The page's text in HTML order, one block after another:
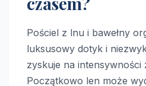
Pościel z lnu i bawełny
luksusowy dotyk i
zyskuje na intensywności
Początkowo len może